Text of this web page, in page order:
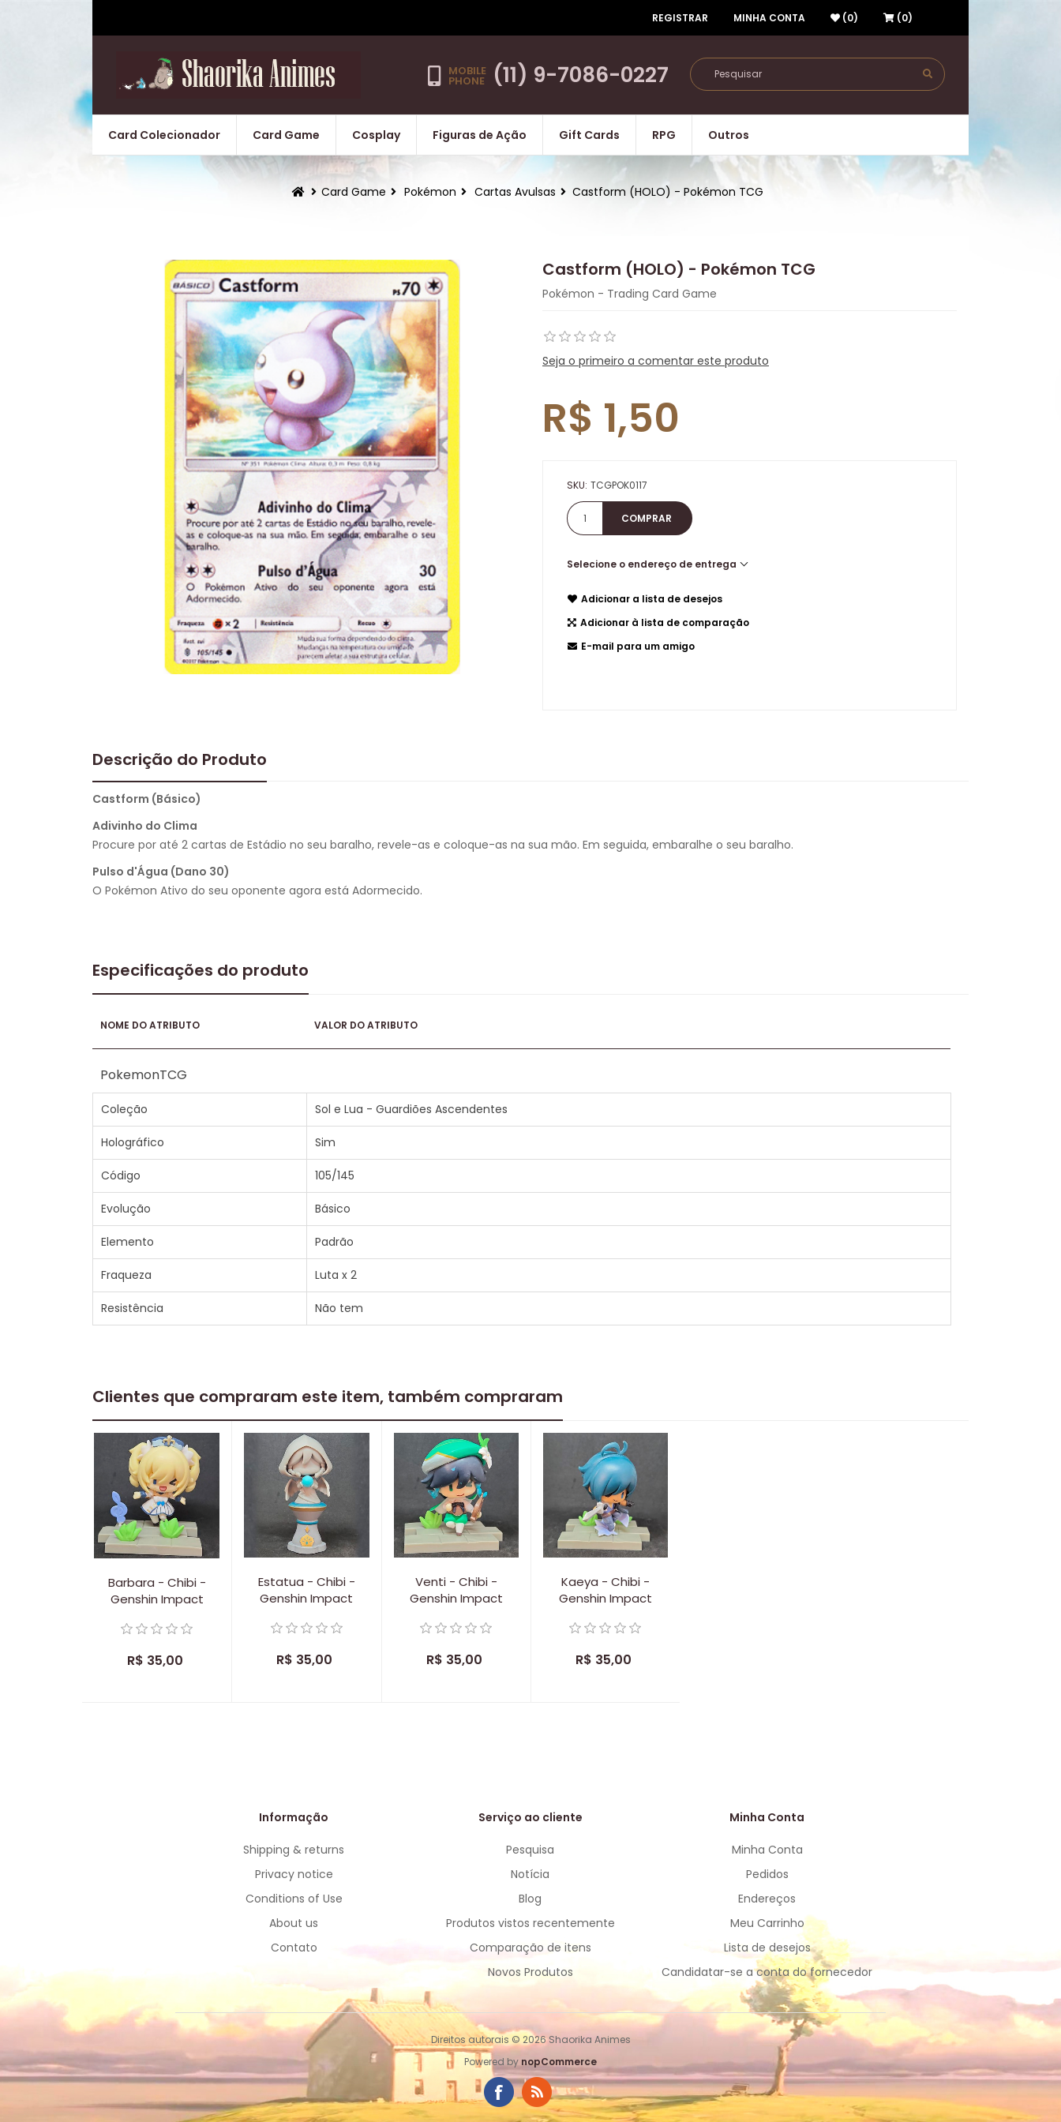
REGISTRAR MINHA CONTA (0) (0)
MOBILE
PHONE (11) 9-7086-0227
Card Colecionador Card Game Cosplay Figuras de Ação Gift Cards RPG Outros
Card Game Pokémon Cartas Avulsas Castform (HOLO) - Pokémon TCG
Castform (HOLO) - Pokémon TCG
Pokémon - Trading Card Game
Seja o primeiro a comentar este produto
R$ 1,50
SKU: TCGPOK0117
Selecione o endereço de entrega
Adicionar a lista de desejos
Adicionar à lista de comparação
E-mail para um amigo
Descrição do Produto
Castform (Básico)
Adivinho do Clima
Procure por até 2 cartas de Estádio no seu baralho, revele-as e coloque-as na sua mão. Em seguida, embaralhe o seu baralho.
Pulso d'Água (Dano 30)
O Pokémon Ativo do seu oponente agora está Adormecido.
Especificações do produto
NOME DO ATRIBUTO VALOR DO ATRIBUTO
PokemonTCG
Coleção Sol e Lua - Guardiões Ascendentes
Holográfico Sim
Código 105/145
Evolução Básico
Elemento Padrão
Fraqueza Luta x 2
Resistência Não tem
Clientes que compraram este item, também compraram
Barbara - Chibi -
Genshin Impact
R$ 35,00
Estatua - Chibi -
Genshin Impact
R$ 35,00
Venti - Chibi -
Genshin Impact
R$ 35,00
Kaeya - Chibi -
Genshin Impact
R$ 35,00
Informação
Shipping & returns
Privacy notice
Conditions of Use
About us
Contato
Serviço ao cliente
Pesquisa
Notícia
Blog
Produtos vistos recentemente
Comparação de itens
Novos Produtos
Minha Conta
Minha Conta
Pedidos
Endereços
Meu Carrinho
Lista de desejos
Candidatar-se a conta do fornecedor
Direitos autorais © 2026 Shaorika Animes
Powered by nopCommerce